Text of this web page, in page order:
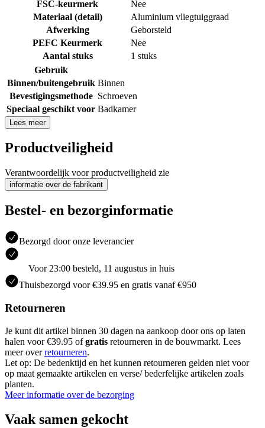
FSC-keurmerk
Nee
Materiaal (detail)
Aluminium vliegtuiggraad
Afwerking
Geborsteld
PEFC Keurmerk
Nee
Aantal stuks
1 stuks
Gebruik
Binnen/buitengebruik Binnen
Bevestigingsmethode Schroeven
Speciaal geschikt voor Badkamer
Lees meer
Productveiligheid
Verantwoordelijk voor productveiligheid zie
informatie over de fabrikant
Bestel- en bezorginformatie
Bezorgd door onze leverancier
Voor 23:00 besteld, 11 augustus in huis
Thuisbezorgd voor €39.95 en gratis vanaf €950
Retourneren
Je kunt dit artikel binnen 30 dagen na aankoop door ons op laten
halen voor €39.95 ofgratis retourneren in de bouwmarkt. Lees
meer overretourneren.
Let op: De bedenktijd en het kunnen retourneren gelden niet voor
op maat gemaakte artikelen en verse/ bederfelijke artikelen zoals
planten.
Meer informatie over de bezorging
Vaak samen gekocht